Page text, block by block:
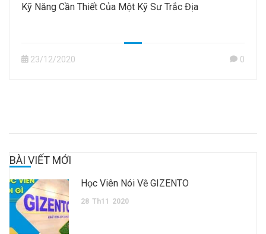
Kỹ Năng Cần Thiết Của Một Kỹ Sư Trắc Địa
23/12/2020 0
BÀI VIẾT MỚI
Học Viên Nói Về GIZENTO
28 Th11 2020